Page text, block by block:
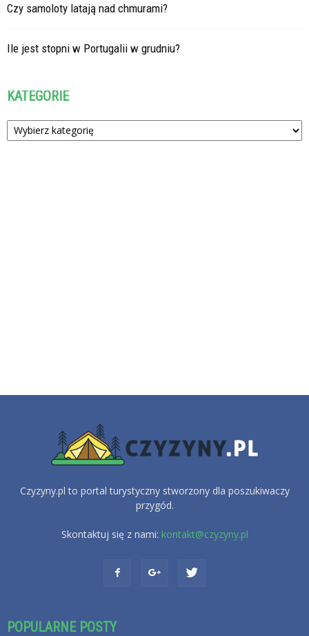
Czy samoloty latają nad chmurami?
Ile jest stopni w Portugalii w grudniu?
KATEGORIE
Kategorie
Czyzyny.pl to portal turystyczny stworzony dla poszukiwaczy
przygód.
Skontaktuj się z nami: kontakt@czyzyny.pl
POPULARNE POSTY